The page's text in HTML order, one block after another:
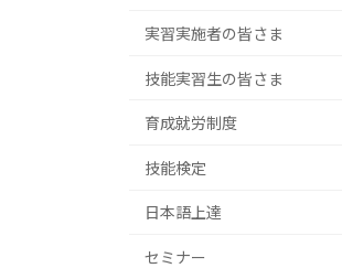
実習実施者の皆さま
技能実習生の皆さま
育成就労制度
技能検定
日本語上達
セミナー